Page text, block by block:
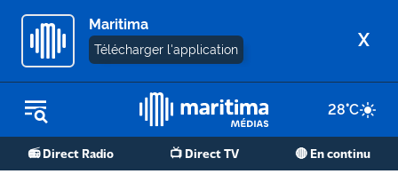
Maritima
Télécharger l'application X
28°C
📻 Direct Radio 📺 Direct TV 🔴 En continu
REPLAY RADIO
REPLAY TV